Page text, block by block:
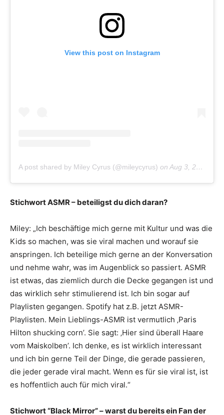
View this post on Instagram
A post shared by Miley Cyrus (@mileycyrus) on Aug 3, 2019 at 8:22am PDT
Stichwort ASMR – beteiligst du dich daran?
Miley: „Ich beschäftige mich gerne mit Kultur und was die
Kids so machen, was sie viral machen und worauf sie
anspringen. Ich beteilige mich gerne an der Konversation
und nehme wahr, was im Augenblick so passiert. ASMR
ist etwas, das ziemlich durch die Decke gegangen ist und
das wirklich sehr stimulierend ist. Ich bin sogar auf
Playlisten gegangen. Spotify hat z.B. jetzt ASMR-
Playlisten. Mein Lieblings-ASMR ist vermutlich ‚Paris
Hilton shucking corn’. Sie sagt: ‚Hier sind überall Haare
vom Maiskolben’. Ich denke, es ist wirklich interessant
und ich bin gerne Teil der Dinge, die gerade passieren,
die jeder gerade viral macht. Wenn es für sie viral ist, ist
es hoffentlich auch für mich viral.“
Stichwort “Black Mirror” – warst du bereits ein Fan der